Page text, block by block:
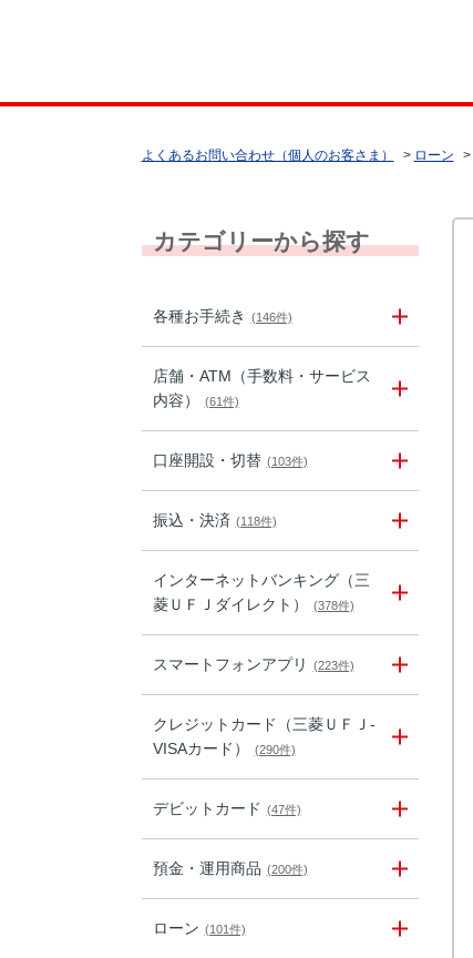
よくあるお問い合わせ（個人のお客さま） > ローン >
カテゴリーから探す
各種お手続き (146件)
店舗・ATM（手数料・サービス
内容）
(61件)
口座開設・切替 (103件)
振込・決済 (118件)
インターネットバンキング（三
菱ＵＦＪダイレクト）
(378件)
スマートフォンアプリ (223件)
クレジットカード（三菱ＵＦＪ-
VISAカード）
(290件)
デビットカード (47件)
預金・運用商品 (200件)
ローン (101件)